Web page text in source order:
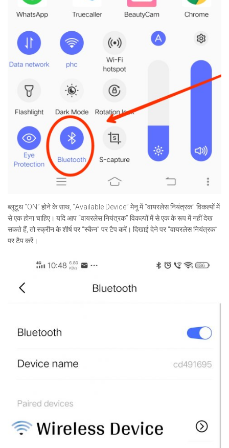
ब्लूटूथ “ON” होने के साथ, “Available Device” मेनू में “वायरलेस नियंत्रक” विकल्पों में
से एक होना चाहिए। यदि आप “वायरलेस नियंत्रक” विकल्पों में से एक के रूप में नहीं देख
सकते हैं, तो स्क्रीन के शीर्ष पर “स्कैन” पर टैप करें। दिखाई देने पर “वायरलेस नियंत्रक”
पर टैप करें।